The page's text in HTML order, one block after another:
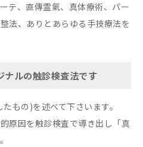
テ、直傳霊氣、真体療術、パー
法、ありとあらゆる手技療法を
ナルの触診検査法です
もの)を述べて下さいます。
原因を触診検査で導き出し「真